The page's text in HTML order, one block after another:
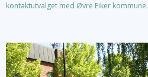
kontaktutvalget med Øvre Eiker kommune.